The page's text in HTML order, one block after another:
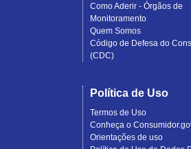
Como Aderir - Órgãos de
Monitoramento
Quem Somos
Código de Defesa do
(CDC)
Política de Uso
Termos de Uso
Conheça o
Orientações de uso